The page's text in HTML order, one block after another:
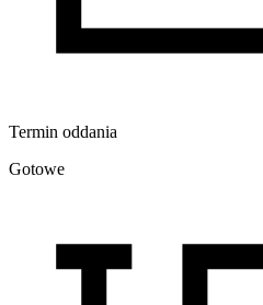
Termin oddania
Gotowe